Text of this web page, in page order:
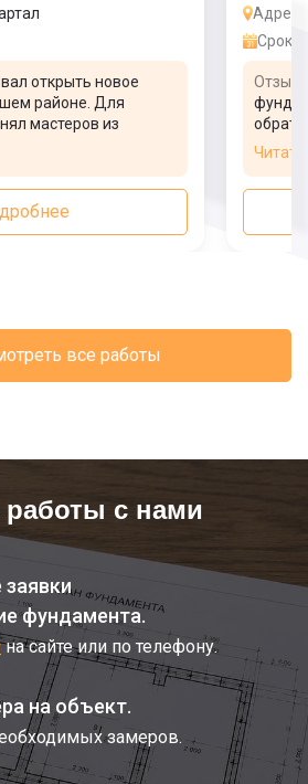
открыть новое
районе. Для
мастеров из
фундамента.
которое
массивное
помогли, и
Адрес:
Сроки:
Отзыв:
все работы
работы с нами
фундамента.
на сайте или по телефону.
на объект.
замеров.